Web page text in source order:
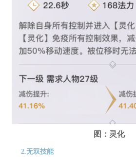
图：灵化
2.无双技能